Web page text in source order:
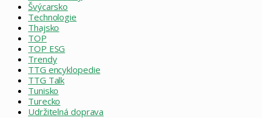
Švýcarsko
Technologie
Thajsko
TOP
TOP ESG
Trendy
TTG encyklopedie
TTG Talk
Tunisko
Turecko
Udržitelná doprava